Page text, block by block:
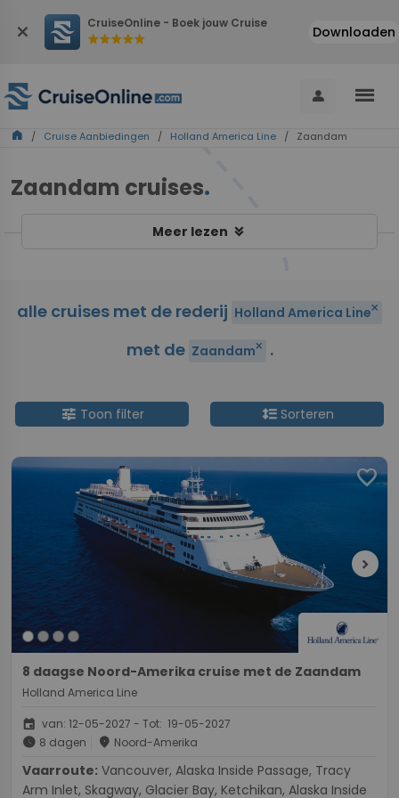
close CruiseOnline - Boek jouw Cruise
starstarstarstarstar Downloaden
person menu
home / Cruise Aanbiedingen / Holland America Line / Zaandam
Zaandam cruises.
Meer lezen keyboard_double_arrow_down
alle cruises met de rederij Holland America Lineclose
met de Zaandamclose .
tune Toon filter format_line_spacingSorteren
favorite
chevron_right
8 daagse Noord-Amerika cruise met de Zaandam
Holland America Line
event van: 12-05-2027 - Tot: 19-05-2027
schedule 8 dagen place Noord-Amerika
Vaarroute:
Arm Inlet, Skagway, Glacier Bay, Ketchikan, Alaska Inside